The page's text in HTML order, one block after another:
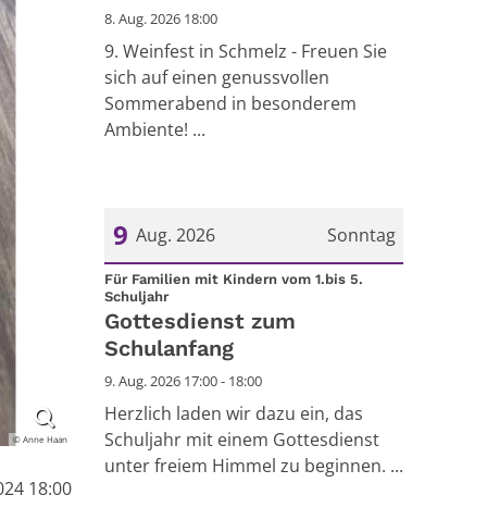
© Anne Haan
18:00
8. Aug. 2026 18:00
9. Weinfest in Schmelz - Freuen Sie
sich auf einen genussvollen
Sommerabend in besonderem
Ambiente! ...
Sonntag
9 Aug. 2026
Datum: 9. August 2026
Für Familien mit Kindern vom 1.bis 5.
Schuljahr:
Gottesdienst zum
Schulanfang
9. Aug. 2026 17:00 - 18:00
Herzlich laden wir dazu ein, das
Schuljahr mit einem Gottesdienst
unter freiem Himmel zu beginnen. ...